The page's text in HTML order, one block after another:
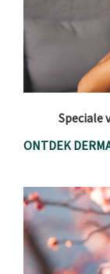
Speciale
ONTDEK